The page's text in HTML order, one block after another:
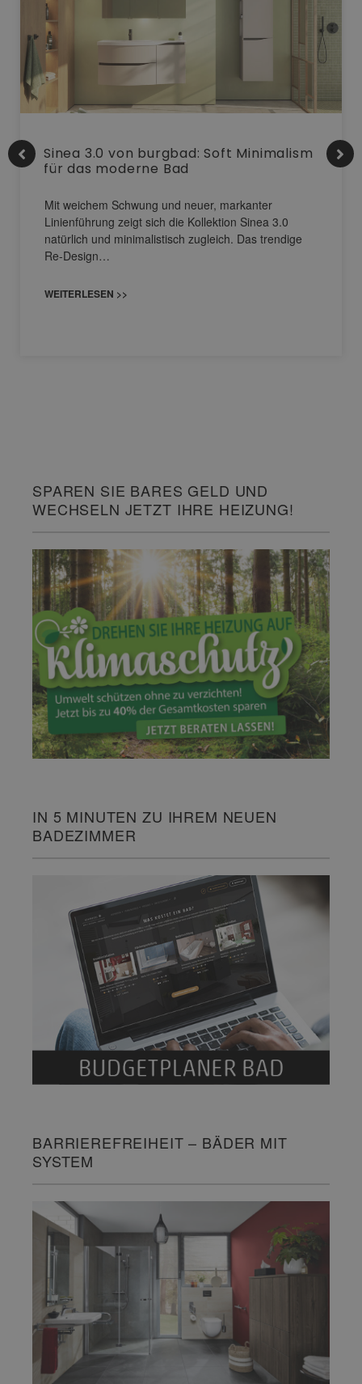
Sinea 3.0 von burgbad: Soft Minimalism
für das moderne Bad
Mit weichem Schwung und neuer, markanter
Linienführung zeigt sich die Kollektion Sinea 3.0
natürlich und minimalistisch zugleich. Das trendige
Re-Design…
WEITERLESEN >>
SPAREN SIE BARES GELD UND
WECHSELN JETZT IHRE HEIZUNG!
IN 5 MINUTEN ZU IHREM NEUEN
BADEZIMMER
BARRIEREFREIHEIT – BÄDER MIT
SYSTEM